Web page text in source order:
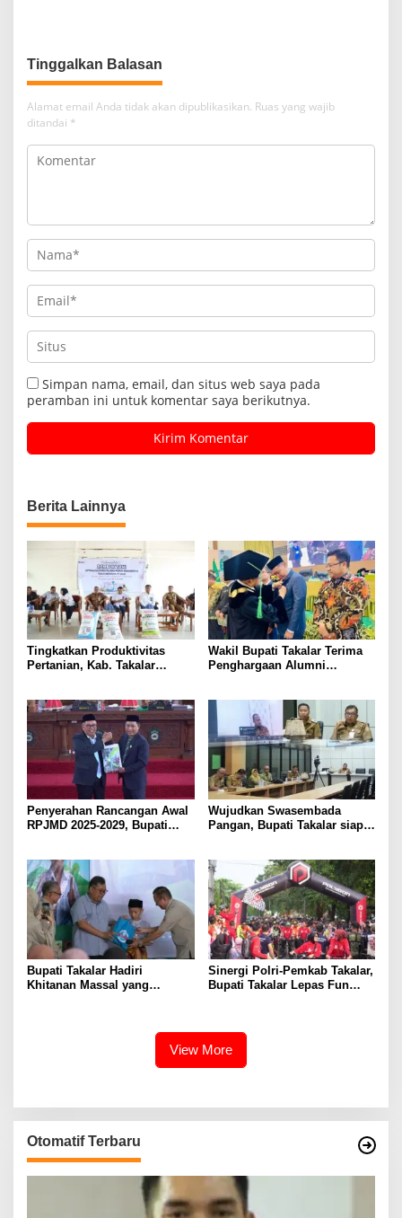
Tinggalkan Balasan
Alamat email Anda tidak akan dipublikasikan. Ruas yang wajib
ditandai *
Simpan nama, email, dan situs web saya pada
peramban ini untuk komentar saya berikutnya.
Berita Lainnya
Tingkatkan Produktivitas
Pertanian, Kab. Takalar
29 Ribu Ton
Wakil Bupati Takalar Terima
Penghargaan Alumni
Penyerahan Rancangan Awal
RPJMD 2025-2029, Bupati
Muwujudkan Kesejahteraan
Masyarakat
Wujudkan Swasembada
Pangan, Bupati Takalar siap
Lahan dan Bantuan Alsintan
Bupati Takalar Hadiri
Khitanan Massal yang
Sinergi Polri-Pemkab Takalar,
Bupati Takalar Lepas Fun
View More
Otomatif Terbaru